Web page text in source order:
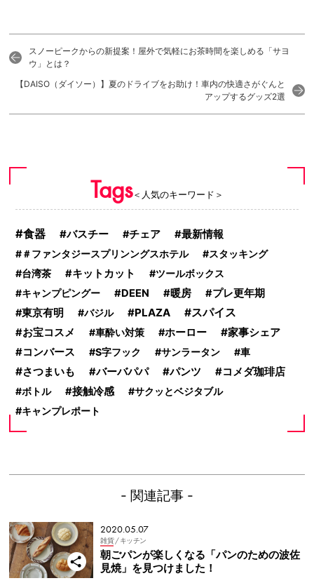
スノーピークからの新提案！屋外で気軽にお茶時間を楽しめる「サヨ
ウ」とは？
【DAISO（ダイソー）】夏のドライブをお助け！車内の快適さがぐんと
アップするグッズ2選
Tags＜人気のキーワード＞
食器 バスチー チェア 最新情報
＃ファンタジースプリンングスホテル
スタッキング
台湾茶
キットカット
ツールボックス
キャンプピングー
DEEN 暖房
プレ更年期
東京有明
バジル PLAZA スパイス
お宝コスメ 車酔い対策 ホーロー 家事シェア
コンバース S字フック サンラータン 車
さつまいも バーバパパ パンツ コメダ珈琲店
ボトル 接触冷感
サクッとベジタブル
キャンプレポート
- 関連記事 -
2020.05.07
雑貨 / キッチン
朝ごパンが楽しくなる「パンのための波佐
見焼」を見つけました！